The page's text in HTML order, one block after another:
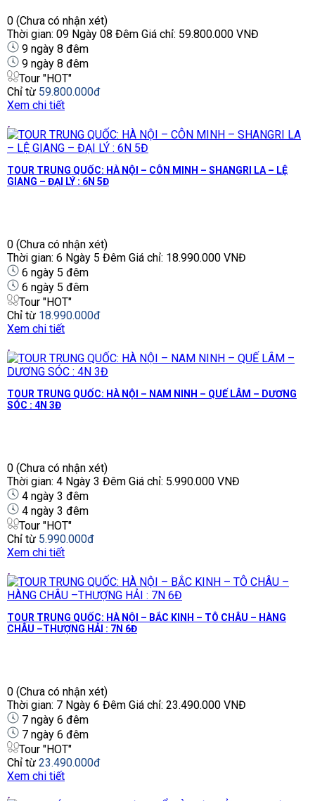
0 (Chưa có nhận xét)
Thời gian: 09 Ngày 08 Đêm Giá chỉ: 59.800.000 VNĐ
9 ngày 8 đêm
9 ngày 8 đêm
Tour "HOT"
Chỉ từ 59.800.000đ
Xem chi tiết
TOUR TRUNG QUỐC: HÀ NỘI – CÔN MINH – SHANGRI LA – LỆ
GIANG – ĐẠI LÝ : 6N 5Đ
0 (Chưa có nhận xét)
Thời gian: 6 Ngày 5 Đêm Giá chỉ: 18.990.000 VNĐ
6 ngày 5 đêm
6 ngày 5 đêm
Tour "HOT"
Chỉ từ 18.990.000đ
Xem chi tiết
TOUR TRUNG QUỐC: HÀ NỘI – NAM NINH – QUẾ LÂM – DƯƠNG
SÓC : 4N 3Đ
0 (Chưa có nhận xét)
Thời gian: 4 Ngày 3 Đêm Giá chỉ: 5.990.000 VNĐ
4 ngày 3 đêm
4 ngày 3 đêm
Tour "HOT"
Chỉ từ 5.990.000đ
Xem chi tiết
TOUR TRUNG QUỐC: HÀ NỘI – BẮC KINH – TÔ CHÂU – HÀNG
CHÂU –THƯỢNG HẢI : 7N 6Đ
0 (Chưa có nhận xét)
Thời gian: 7 Ngày 6 Đêm Giá chỉ: 23.490.000 VNĐ
7 ngày 6 đêm
7 ngày 6 đêm
Tour "HOT"
Chỉ từ 23.490.000đ
Xem chi tiết